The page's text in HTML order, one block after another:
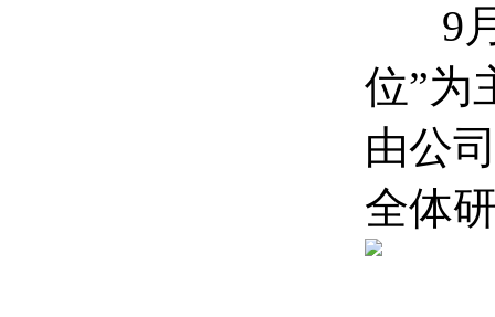
9月
位”为
由公
全体